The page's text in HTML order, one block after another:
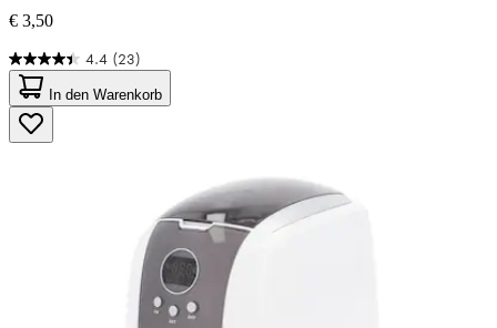
€ 3,50
4.4 (23)
4.4
von
5
Sternen.
23
In den Warenkorb